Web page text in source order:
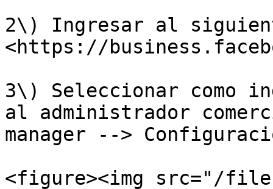
2\) Ingresar al
<https://
3\) Seleccionar como
al administrador
manager -->
<figure><img src="/files/